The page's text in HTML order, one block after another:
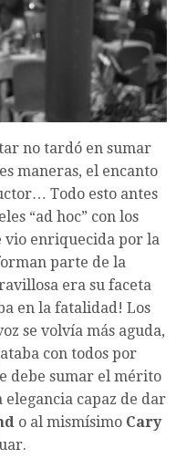
no tardó en sumar
maneras, el encanto
Todo esto antes
“ad hoc” con los
vio enriquecida por la
parte de la
era su faceta
en la fatalidad! Los
se volvía más aguda,
con todos por
debe sumar el mérito
capaz de dar
o al mismísimo Cary